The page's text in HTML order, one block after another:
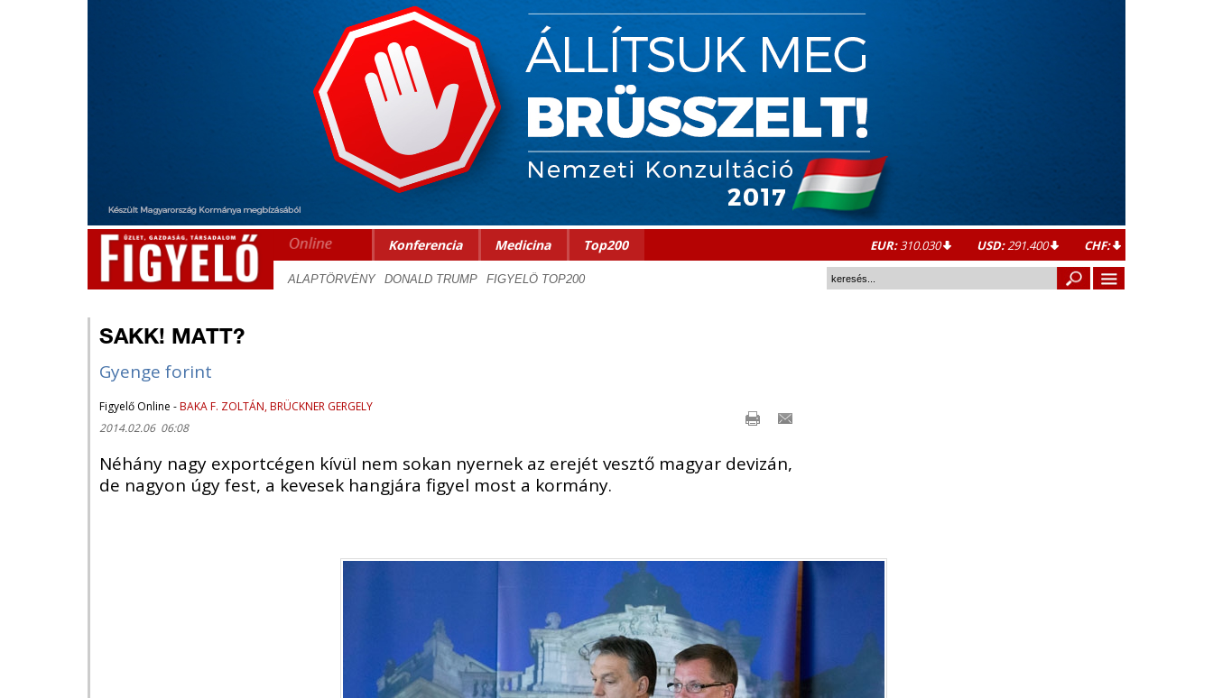
Konferencia Medicina Top200 EUR:310.030 USD:291.400 CHF:
SAKK! MATT?
Gyenge forint
Figyelő Online -BAKA F. ZOLTÁN, BRÜCKNER GERGELY
2014.02.06 06:08
Néhány nagy exportcégen kívül nem sokan nyernek az erejét vesztő magyar devizán,
de nagyon úgy fest, a kevesek hangjára figyel most a kormány.